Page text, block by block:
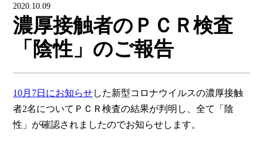
2020.10.09
濃厚接触者のＰＣＲ検査
「陰性」のご報告
10月7日にお知らせした新型コロナウイルスの濃厚接触
者2名についてＰＣＲ検査の結果が判明し、全て「陰
性」が確認されましたのでお知らせします。